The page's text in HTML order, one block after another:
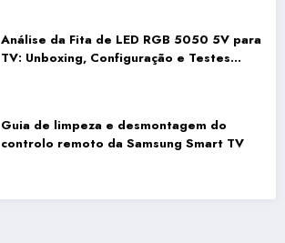
Análise da Fita de LED RGB 5050 5V para
TV: Unboxing, Configuração e Testes
Guia de limpeza e desmontagem do
controlo remoto da Samsung Smart TV